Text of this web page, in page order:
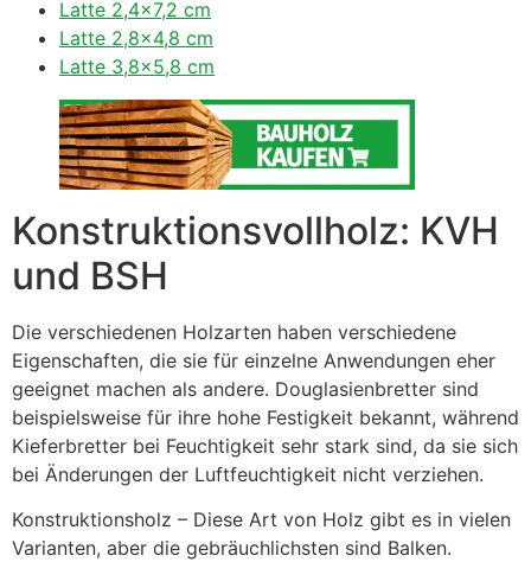
Latte 2,4×7,2 cm
Latte 2,8×4,8 cm
Latte 3,8×5,8 cm
Konstruktionsvollholz: KVH
und BSH
Die verschiedenen Holzarten haben verschiedene
Eigenschaften, die sie für einzelne Anwendungen eher
geeignet machen als andere. Douglasienbretter sind
beispielsweise für ihre hohe Festigkeit bekannt, während
Kieferbretter bei Feuchtigkeit sehr stark sind, da sie sich
bei Änderungen der Luftfeuchtigkeit nicht verziehen.
Konstruktionsholz – Diese Art von Holz gibt es in vielen
Varianten, aber die gebräuchlichsten sind Balken.